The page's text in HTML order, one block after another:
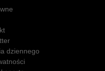
dziennego